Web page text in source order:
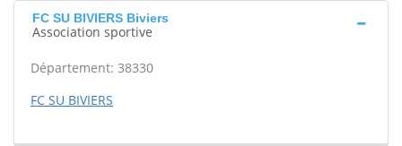
FC SU BIVIERS Biviers
Association sportive
Département: 38330
FC SU BIVIERS